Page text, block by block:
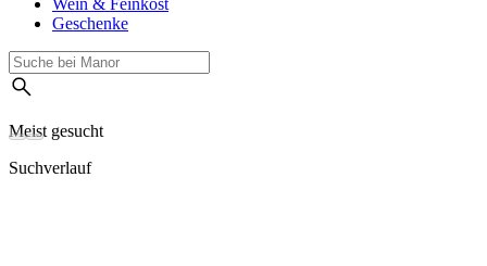
Wein & Feinkost
Geschenke
Meist gesucht
Suchverlauf